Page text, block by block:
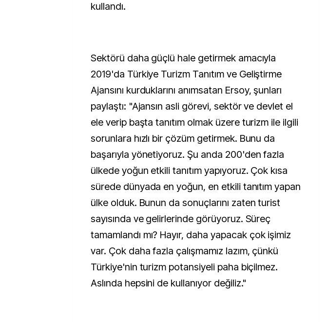
kullandı.
Sektörü daha güçlü hale getirmek amacıyla
2019'da Türkiye Turizm Tanıtım ve Geliştirme
Ajansını kurduklarını anımsatan Ersoy, şunları
paylaştı: "Ajansın asli görevi, sektör ve devlet el
ele verip başta tanıtım olmak üzere turizm ile ilgili
sorunlara hızlı bir çözüm getirmek. Bunu da
başarıyla yönetiyoruz. Şu anda 200'den fazla
ülkede yoğun etkili tanıtım yapıyoruz. Çok kısa
sürede dünyada en yoğun, en etkili tanıtım yapan
ülke olduk. Bunun da sonuçlarını zaten turist
sayısında ve gelirlerinde görüyoruz. Süreç
tamamlandı mı? Hayır, daha yapacak çok işimiz
var. Çok daha fazla çalışmamız lazım, çünkü
Türkiye'nin turizm potansiyeli paha biçilmez.
Aslında hepsini de kullanıyor değiliz."